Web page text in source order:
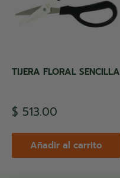
TIJERA FLORAL SENCILLA
Precio
de
venta
$ 513.00
Añadir al carrito